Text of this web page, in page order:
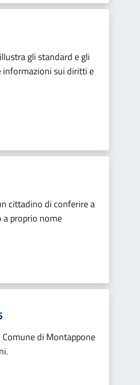
gli standard e gli
informazioni sui diritti e
cittadino di conferire a
proprio nome
di Montappone